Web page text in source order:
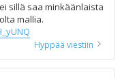
sillä saa minkäänlaista
mallia.
Hyppää viestiin